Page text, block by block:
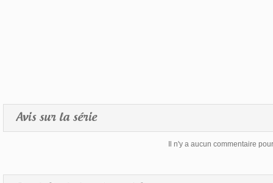
Avis sur la série
Il n'y a aucun commentaire